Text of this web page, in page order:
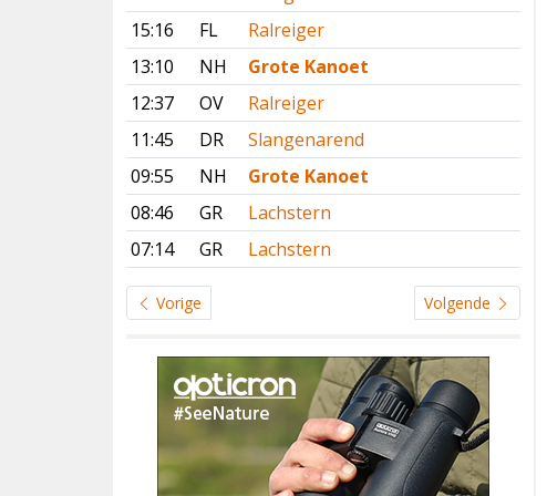
15:16
FL
Ralreiger
13:10
NH
Grote Kanoet
12:37
OV
Ralreiger
11:45
DR
Slangenarend
09:55
NH
Grote Kanoet
08:46
GR
Lachstern
07:14
GR Lachstern
Vorige Volgende